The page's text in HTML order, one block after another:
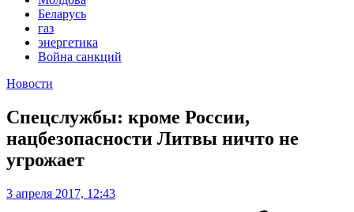
Беларусь
газ
энергетика
Война санкций
Новости
Спецслужбы: кроме России,
нацбезопасности Литвы ничто не
угрожает
3 апреля 2017, 12:43